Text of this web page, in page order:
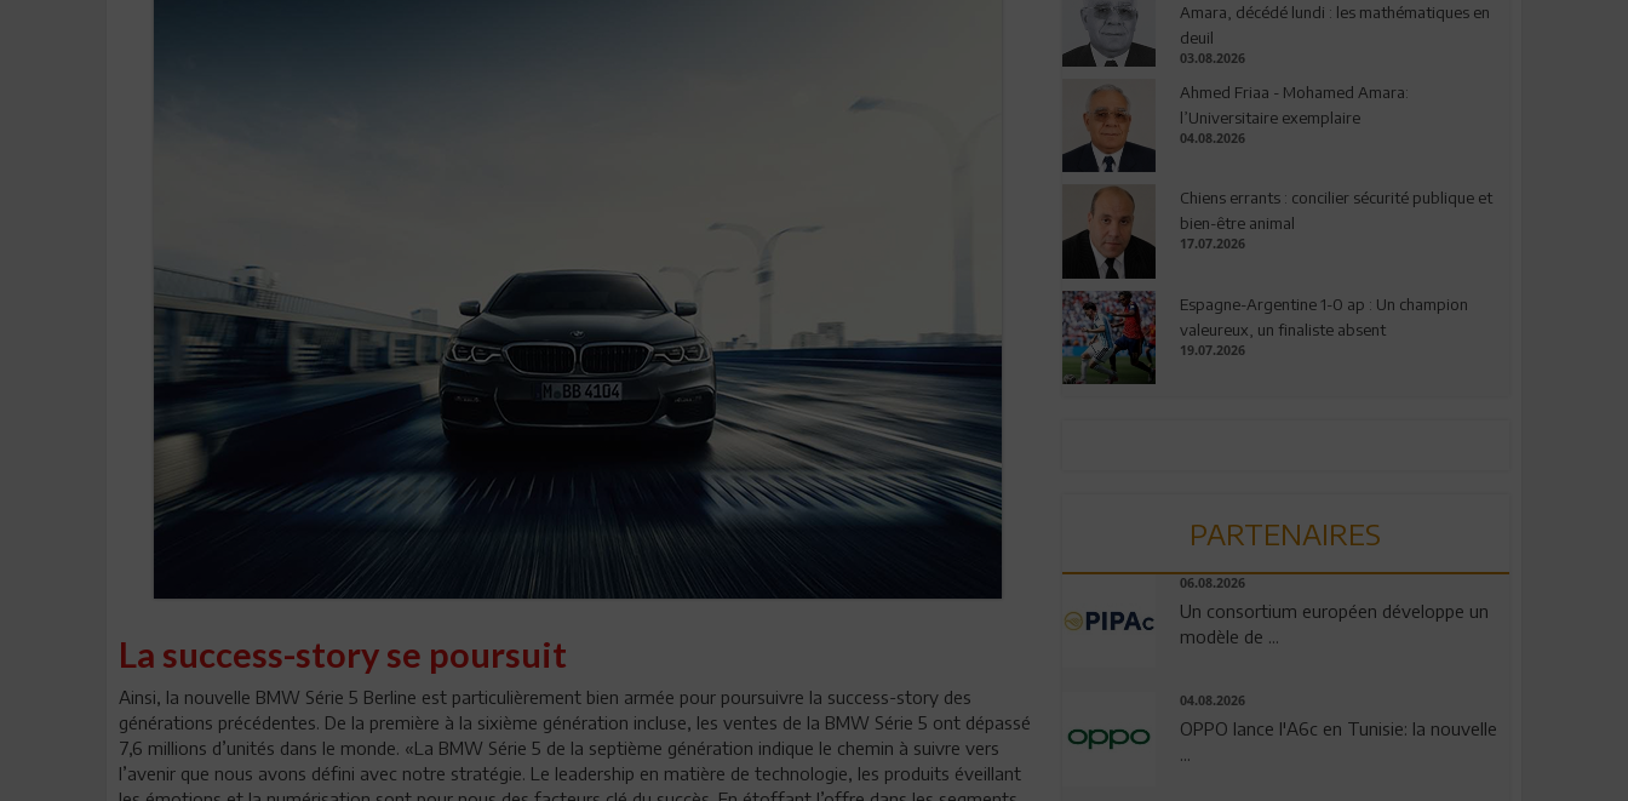
La success-story se poursuit
Ainsi, la nouvelle BMW Série 5 Berline est particulièrement bien armée pour poursuivre la success-story des
générations précédentes. De la première à la sixième génération incluse, les ventes de la BMW Série 5 ont dépassé
7,6 millions d’unités dans le monde. «La BMW Série 5 de la septième génération indique le chemin à suivre vers
l’avenir que nous avons défini avec notre stratégie. Le leadership en matière de technologie, les produits éveillant
Amara, décédé lundi : les mathématiques en
deuil
03.08.2026
Ahmed Friaa - Mohamed Amara:
l’Universitaire exemplaire
04.08.2026
Chiens errants : concilier sécurité publique et
bien-être animal
17.07.2026
Espagne-Argentine 1-0 ap : Un champion
valeureux, un finaliste absent
19.07.2026
PARTENAIRES
06.08.2026
Un consortium européen développe un
modèle de ...
04.08.2026
OPPO lance l'A6c en Tunisie: la nouvelle
...